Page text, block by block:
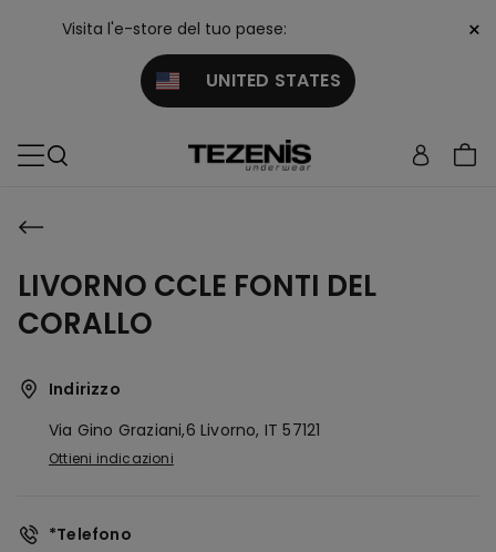
Visita l'e-store del tuo paese:
UNITED STATES
×
LIVORNO CCLE FONTI DEL
CORALLO
Indirizzo
Via Gino Graziani,6 Livorno, IT57121
Ottieni indicazioni
*Telefono